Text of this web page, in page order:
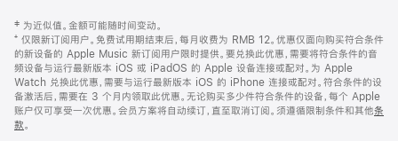
页
页
脚
注
‡ 为近似值。金额可能随时间变动。
⁺ 仅限新订阅用户。免费试用期结束后，每月收费为 RMB 12。优惠仅面向购买符合条件
的新设备的 Apple Music 新订阅用户限时提供。要兑换此优惠，需要将符合条件的音
频设备与运行最新版本 iOS 或 iPadOS 的 Apple 设备连接或配对。为 Apple
Watch 兑换此优惠，需要与运行最新版本 iOS 的 iPhone 连接或配对。符合条件的设
备激活后，需要在 3 个月内领取此优惠。无论购买多少件符合条件的设备，每个 Apple
账户仅可享受一次优惠。会员方案将自动续订，直至取消订阅。须遵循限制条件和其他条
款。